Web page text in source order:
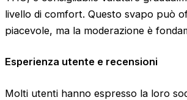
livello di comfort. Questo svapo può
piacevole, ma la moderazione è
Esperienza utente e recensioni
Molti utenti hanno espresso la loro